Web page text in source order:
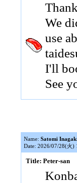
We
use
I'll
See
Name: Satomi
Date: 2026/07/28(火)
Title: Peter-san